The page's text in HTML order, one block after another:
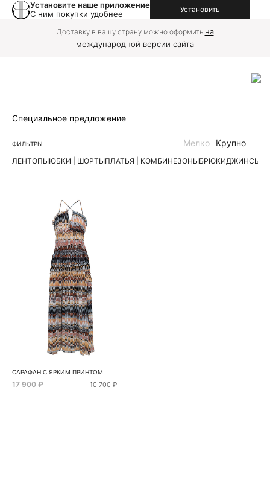
Установите наше приложение
С ним покупки удобнее
Установить
Доставку в вашу страну можно оформить на
международной версии сайта
Специальное предложение
ФИЛЬТРЫ
ЛЕНТОПЫЮБКИ | ШОРТЫПЛАТЬЯ | КОМБИНЕЗОНЫБРЮКИДЖИНСЫ
Мелко Крупно
САРАФАН С ЯРКИМ ПРИНТОМ
17 900 ₽ 10 700 ₽